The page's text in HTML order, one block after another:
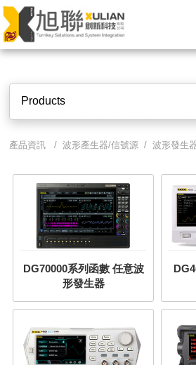
Products
產品資訊 / 波形產生器/信號源 / 波形發生
DG70000系列函數 任意波
形發生器